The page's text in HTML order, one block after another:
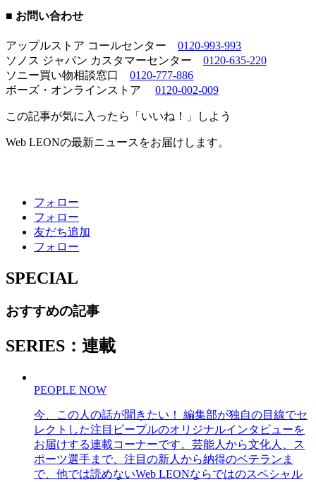
■ お問い合わせ
アップルストア コールセンター 0120-993-993
ソノス ジャパン カスタマーセンター 0120-635-220
ソニー買い物相談窓口 0120-777-886
ボーズ・オンラインストア 0120-002-009
この記事が気に入ったら「いいね！」しよう
Web LEONの最新ニュースをお届けします。
フォロー
フォロー
友だち追加
フォロー
SPECIAL
おすすめの記事
SERIES：連載
PEOPLE NOW
今、この人の話が聞きたい！ 編集部が独自の目線でセ
レクトした注目ピープルのオリジナルインタビューを
お届けする連載コーナーです。芸能人から文化人、ス
ポーツ選手まで、注目の新人から納得のベテランま
で、他では読めないWeb LEONならではのスペシャル